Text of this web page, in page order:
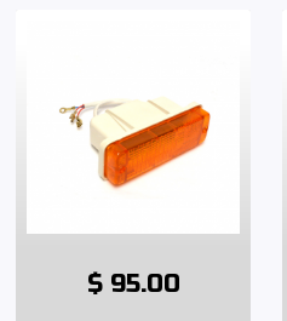
$ 95.00